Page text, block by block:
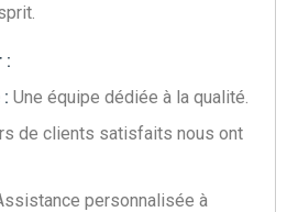
:
Une équipe dédiée à la qualité.
de clients satisfaits nous ont
personnalisée à